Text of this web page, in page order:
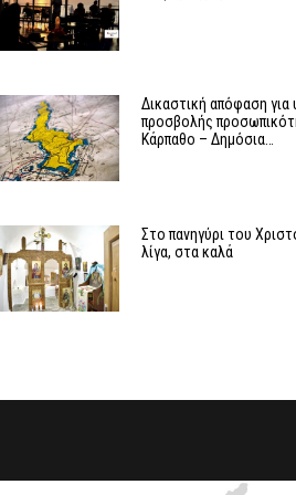
Δικαστική απόφαση για
προσβολής
Κάρπαθο – Δημόσια…
Στο πανηγύρι του
λίγα, στα καλά